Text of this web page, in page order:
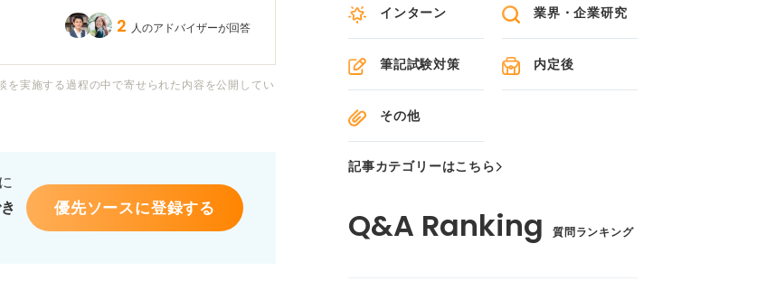
か、気を付けるべきマナーや進め
2 人のアドバイザーが回答
実施する過程の中で寄せられた内容を公開してい
優先ソースに登録する
インターン 業界・企業研究
筆記試験対策 内定後
その他
記事カテゴリーはこちら
質問ランキング